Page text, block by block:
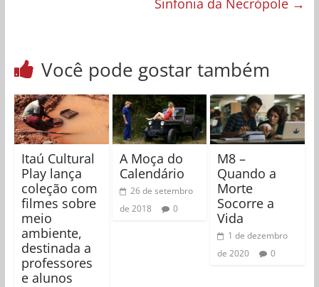
Você pode gostar também
Itaú Cultural
Play lança
coleção com
filmes sobre
meio
ambiente,
destinada a
professores
e alunos
A Moça do
Calendário
26 de setembro
de 2018
0
M8 –
Quando a
Morte
Socorre a
Vida
1 de dezembro
de 2020
0